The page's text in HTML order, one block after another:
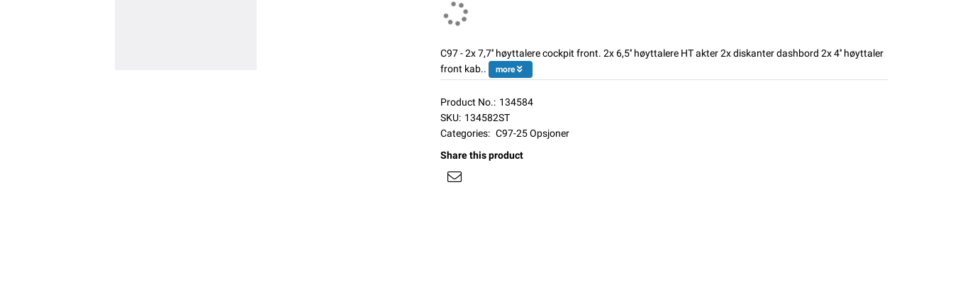
C97 - 2x 7,7'' høyttalere cockpit front. 2x 6,5'' høyttalere HT akter 2x diskanter dashbord 2x 4'' høyttaler
front kab..
more
Product No.: 134584
SKU: 134582ST
Categories: C97-25 Opsjoner
Share this product